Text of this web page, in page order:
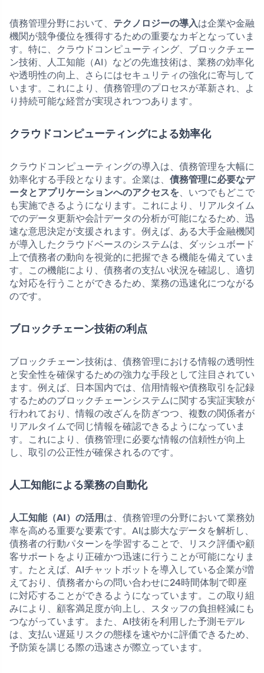
債務管理分野において、 テクノロジーの導入は企業や金融
機関が競争優位を獲得するための重要なカギとなっていま
す。特に、クラウドコンピューティング、ブロックチェー
ン技術、人工知能（AI）などの先進技術は、業務の効率化
や透明性の向上、さらにはセキュリティの強化に寄与して
います。これにより、債務管理のプロセスが革新され、よ
り持続可能な経営が実現されつつあります。
クラウドコンピューティングによる効率化
クラウドコンピューティングの導入は、債務管理を大幅に
効率化する手段となります。企業は、 債務管理に必要なデ
ータとアプリケーションへのアクセスを、いつでもどこで
も実施できるようになります。これにより、リアルタイム
でのデータ更新や会計データの分析が可能になるため、迅
速な意思決定が支援されます。例えば、ある大手金融機関
が導入したクラウドベースのシステムは、ダッシュボード
上で債務者の動向を視覚的に把握できる機能を備えていま
す。この機能により、債務者の支払い状況を確認し、適切
な対応を行うことができるため、業務の迅速化につながる
のです。
ブロックチェーン技術の利点
ブロックチェーン技術は、債務管理における情報の透明性
と安全性を確保するための強力な手段として注目されてい
ます。例えば、日本国内では、信用情報や債務取引を記録
するためのブロックチェーンシステムに関する実証実験が
行われており、情報の改ざんを防ぎつつ、複数の関係者が
リアルタイムで同じ情報を確認できるようになっていま
す。これにより、債務管理に必要な情報の信頼性が向上
し、取引の公正性が確保されるのです。
人工知能による業務の自動化
人工知能（AI）の活用 は、債務管理の分野において業務効
率を高める重要な要素です。AIは膨大なデータを解析し、
債務者の行動パターンを学習することで、リスク評価や顧
客サポートをより正確かつ迅速に行うことが可能になりま
す。たとえば、AIチャットボットを導入している企業が増
えており、債務者からの問い合わせに24時間体制で即座
に対応することができるようになっています。この取り組
みにより、顧客満足度が向上し、スタッフの負担軽減にも
つながっています。また、AI技術を利用した予測モデル
は、支払い遅延リスクの態様を速やかに評価できるため、
予防策を講じる際の迅速さが際立っています。